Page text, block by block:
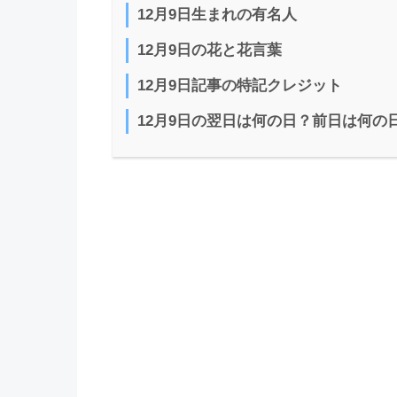
12月9日生まれの有名人
12月9日の花と花言葉
12月9日記事の特記クレジット
12月9日の翌日は何の日？前日は何の